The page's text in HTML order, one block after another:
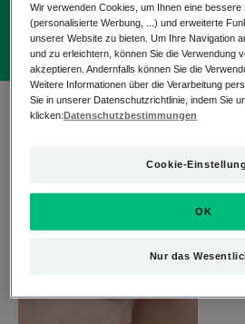
2 Ergebnisse "SCHÜTZEN"
sonnenempfindlichen Hauttypen
Wir verwenden Cookies, um Ihnen eine bessere
(personalisierte Werbung, ...) und erweiterte
unserer Website zu bieten. Um Ihre Navigation
und zu erleichtern, können Sie die Verwendung
akzeptieren. Andernfalls können Sie die
Weitere Informationen über die Verarbeitung
Sie in unserer Datenschutzrichtlinie, indem Sie
klicken:Datenschutzbestimmungen
Cookie-
Nur das
OK